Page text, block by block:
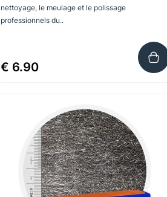
nettoyage, le meulage et le polissage
professionnels du..
€ 6.90